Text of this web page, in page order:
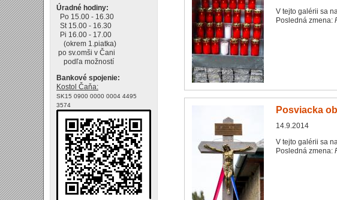
V tejto galérii sa
Posledná zmena:
Posviacka
14.9.2014
V tejto galérii sa
Posledná zmena:
Úradné hodiny:
Po 15.00 - 16.30
St 15.00 - 16.30
Pi 16.00 - 17.00
(okrem 1.piatka)
po sv.omši v Čani
podľa možností
Bankové spojenie:
Kostol Čaňa:
SK15 0900 0000 0004 4495
3574